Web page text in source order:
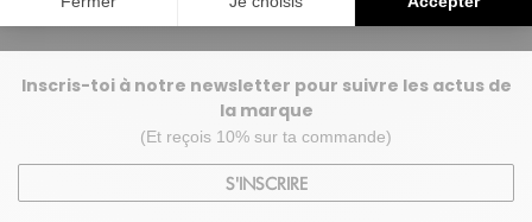
Inscris-toi à notre newsletter pour suivre les actus de
la marque
(Et reçois 10% sur ta commande)
S'INSCRIRE